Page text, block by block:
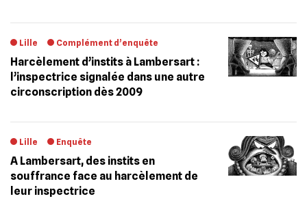
Lille Complément d’enquête
Harcèlement d’instits à Lambersart :
l’inspectrice signalée dans une autre
circonscription dès 2009
Lille Enquête
A Lambersart, des instits en
souffrance face au harcèlement de
leur inspectrice